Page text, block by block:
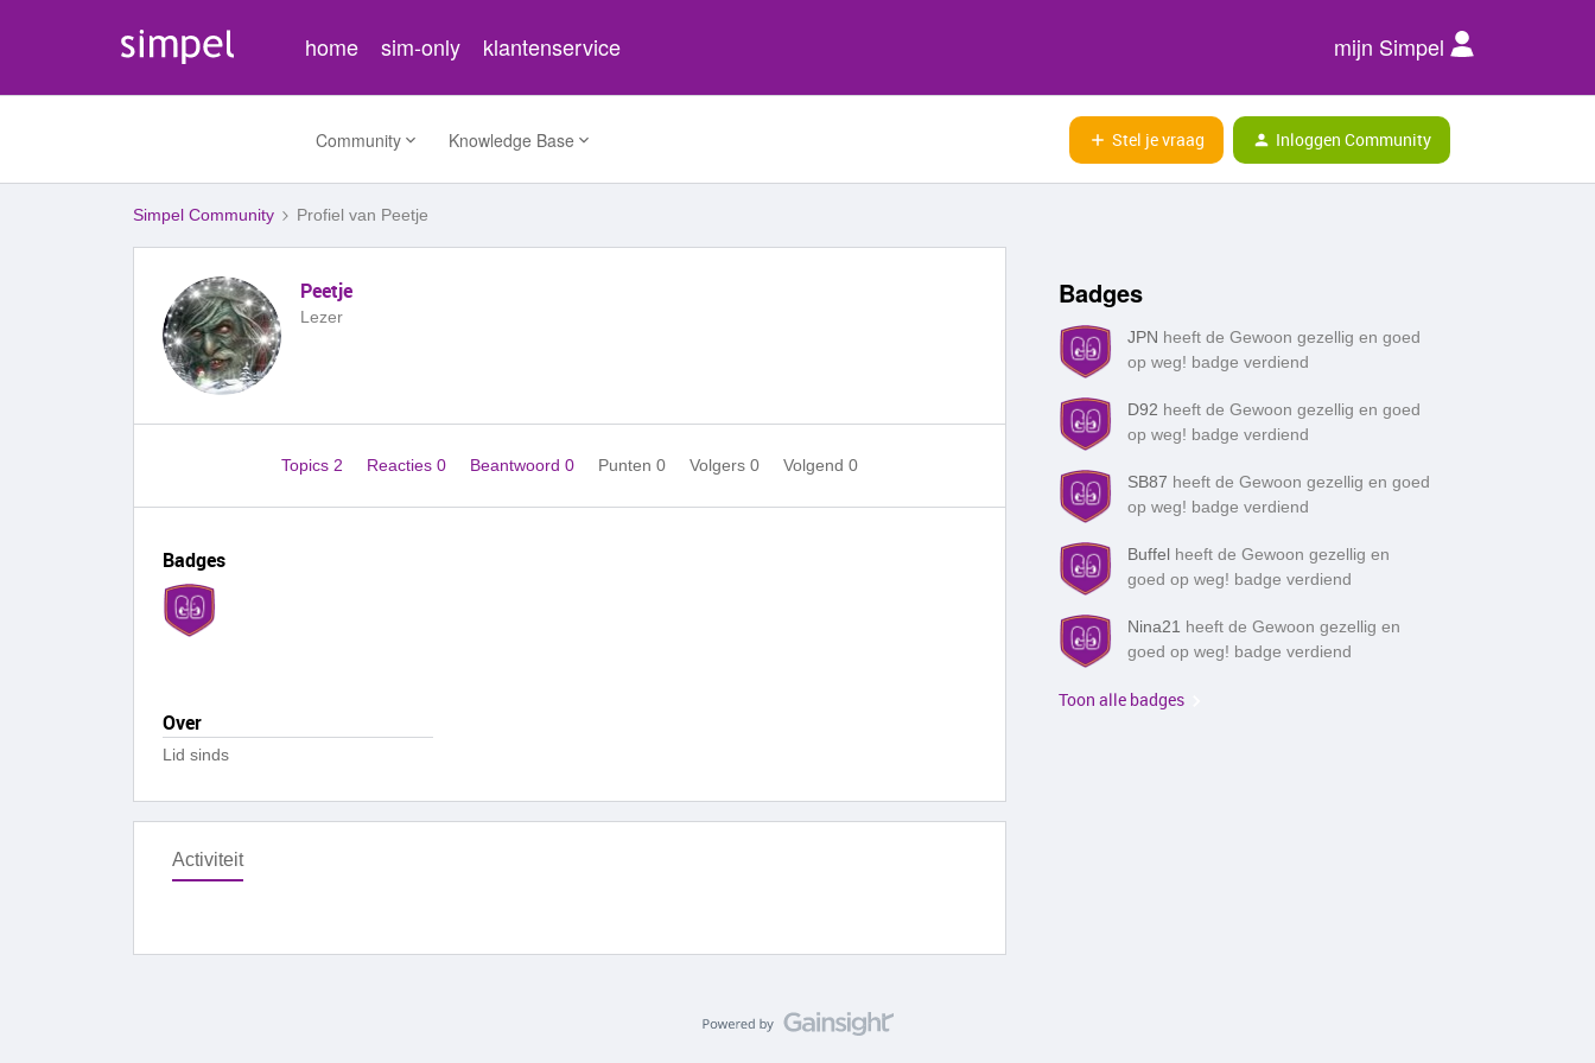
home sim-only klantenservice mijn Simpel
Community Knowledge Base Stel je vraag Inloggen Community
Simpel Community Profiel van Peetje
Peetje
Lezer
Topics 2 Reacties 0 Beantwoord 0 Punten 0 Volgers 0 Volgend 0
Badges
Over
Lid sinds
Activiteit
Badges
JPN heeft de Gewoon gezellig en goed
op weg! badge verdiend
D92 heeft de Gewoon gezellig en goed
op weg! badge verdiend
SB87 heeft de Gewoon gezellig en goed
op weg! badge verdiend
Buffel heeft de Gewoon gezellig en
goed op weg! badge verdiend
Nina21 heeft de Gewoon gezellig en
goed op weg! badge verdiend
Toon alle badges